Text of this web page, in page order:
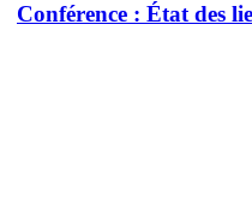
Conférence : État des